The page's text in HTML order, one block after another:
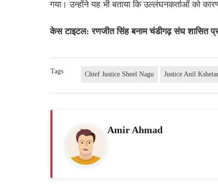
गया। उन्होंने यह भी बताया कि उल्लंघनकर्ताओं को
केस टाइटल: रणजीत सिंह बनाम चंडीगढ़ संघ शासित
Tags Chief Justice Sheel Nagu Justice Anil
Amir Ahmad